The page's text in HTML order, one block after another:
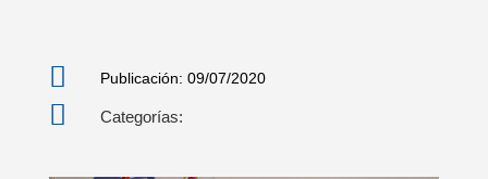
 Publicación: 09/07/2020
 Categorías: